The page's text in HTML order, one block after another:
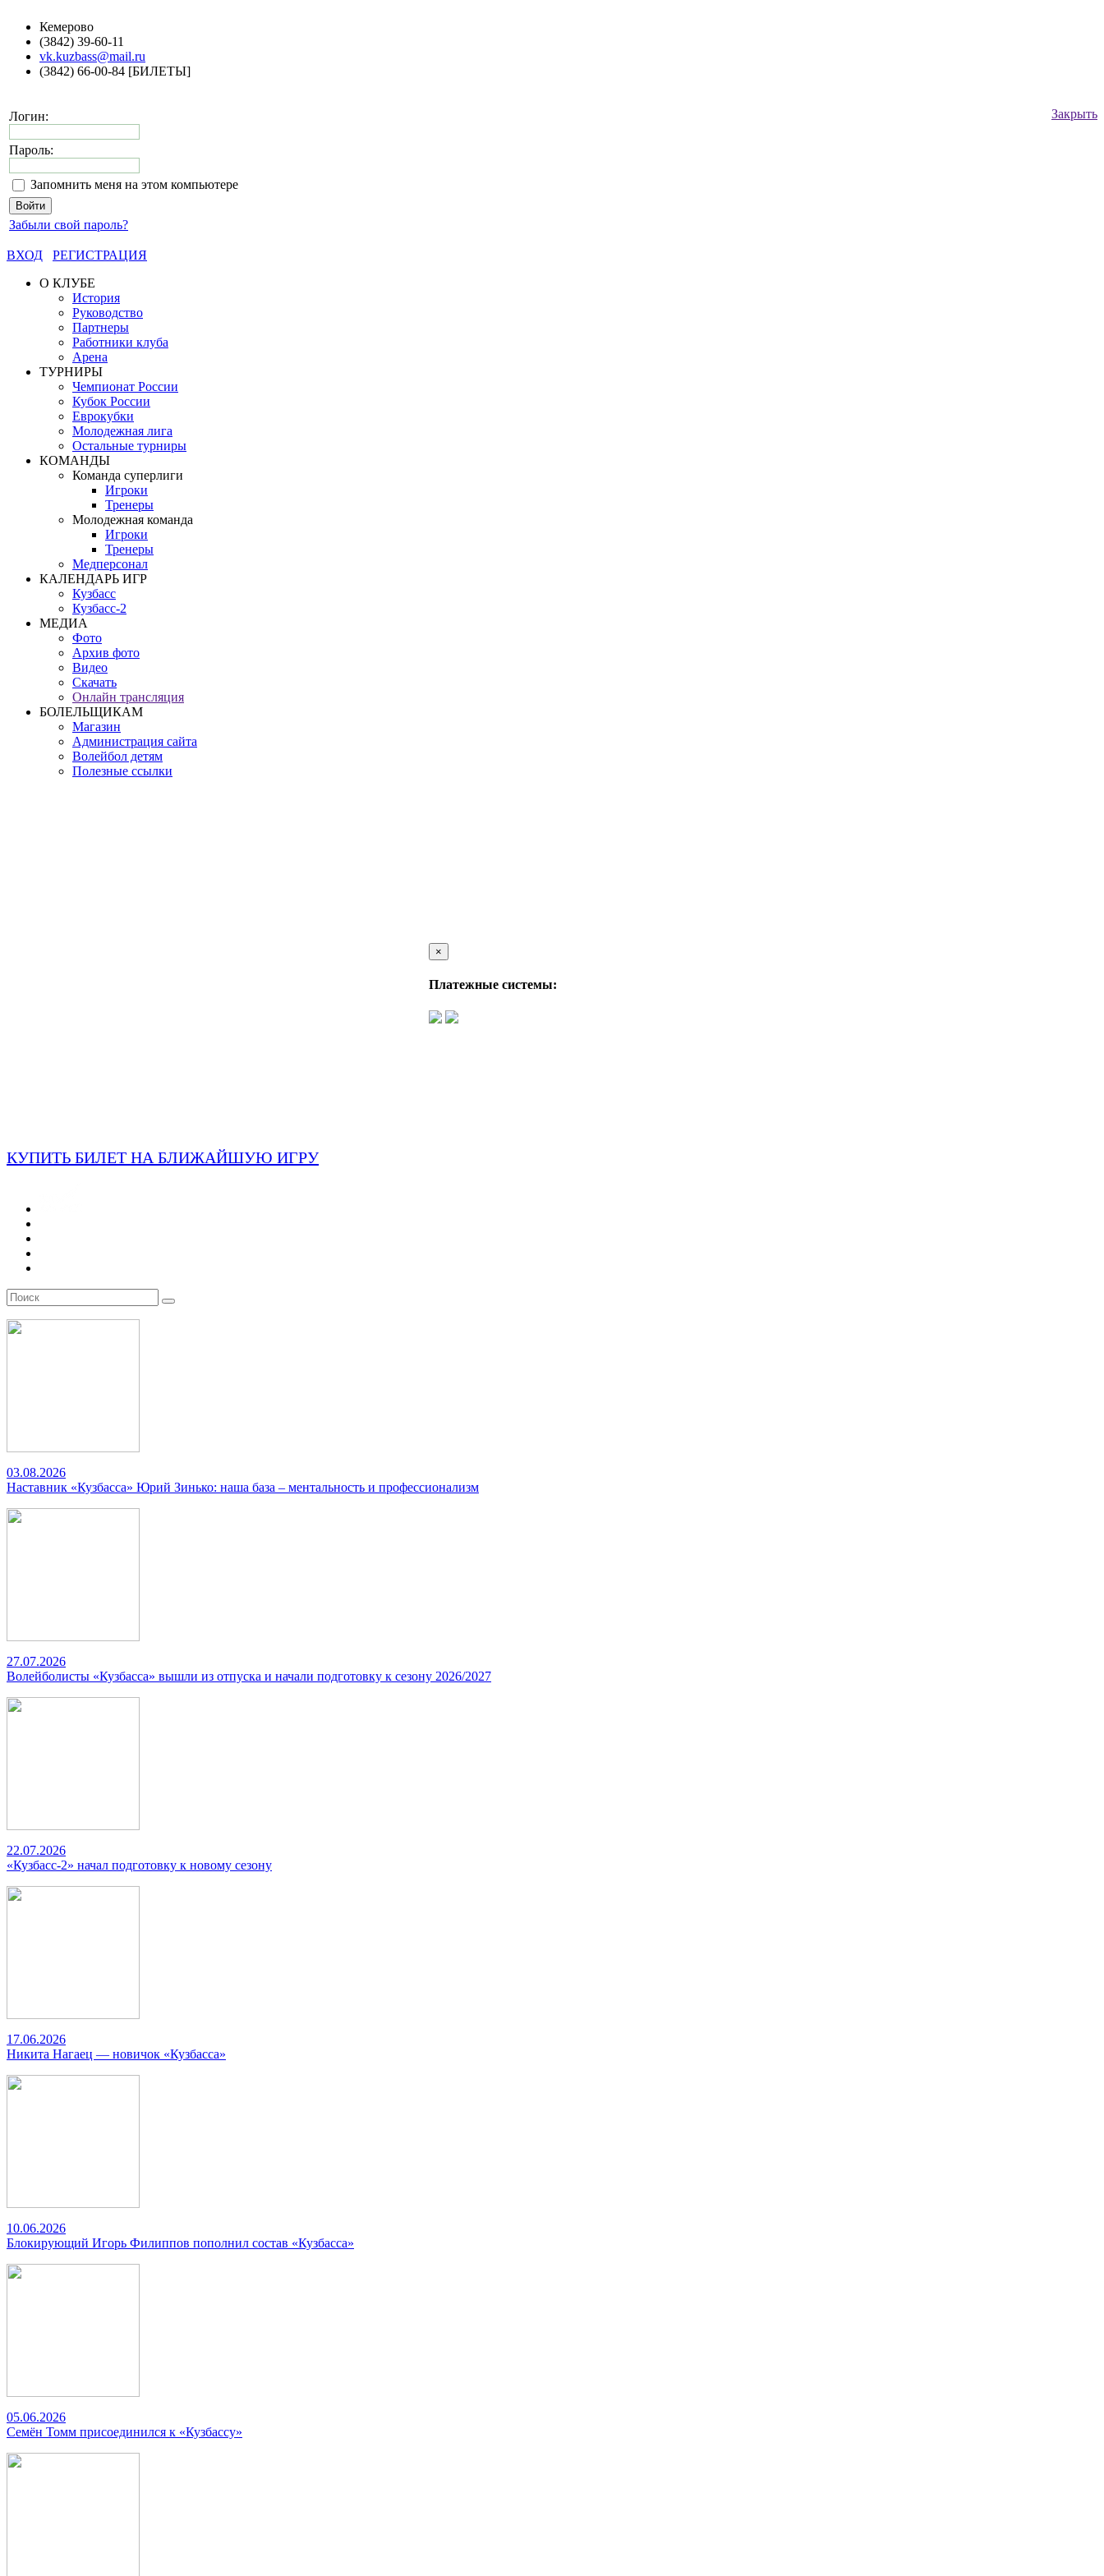
Кемерово
(3842) 39-60-11
vk.kuzbass@mail.ru
(3842) 66-00-84 [БИЛЕТЫ]
Закрыть
Логин:
Пароль:
Запомнить меня на этом компьютере
Забыли свой пароль?
ВХОД
РЕГИСТРАЦИЯ
О КЛУБЕ
История
Руководство
Партнеры
Работники клуба
Арена
ТУРНИРЫ
Чемпионат России
Кубок России
Еврокубки
Молодежная лига
Остальные турниры
КОМАНДЫ
Команда суперлиги
Игроки
Тренеры
Молодежная команда
Игроки
Тренеры
Медперсонал
КАЛЕНДАРЬ ИГР
Кузбасс
Кузбасс-2
МЕДИА
Фото
Архив фото
Видео
Скачать
Онлайн трансляция
БОЛЕЛЬЩИКАМ
Магазин
Администрация сайта
Волейбол детям
Полезные ссылки
×
Платежные системы:
КУПИТЬ БИЛЕТ НА БЛИЖАЙШУЮ ИГРУ
03.08.2026
Наставник «Кузбасса» Юрий Зинько: наша база – ментальность и профессионализм
27.07.2026
Волейболисты «Кузбасса» вышли из отпуска и начали подготовку к сезону 2026/2027
22.07.2026
«Кузбасс-2» начал подготовку к новому сезону
17.06.2026
Никита Нагаец — новичок «Кузбасса»
10.06.2026
Блокирующий Игорь Филиппов пополнил состав «Кузбасса»
05.06.2026
Семён Томм присоединился к «Кузбассу»